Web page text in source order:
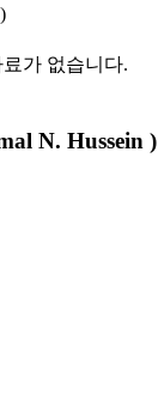
가 없습니다.
N. Hussein )